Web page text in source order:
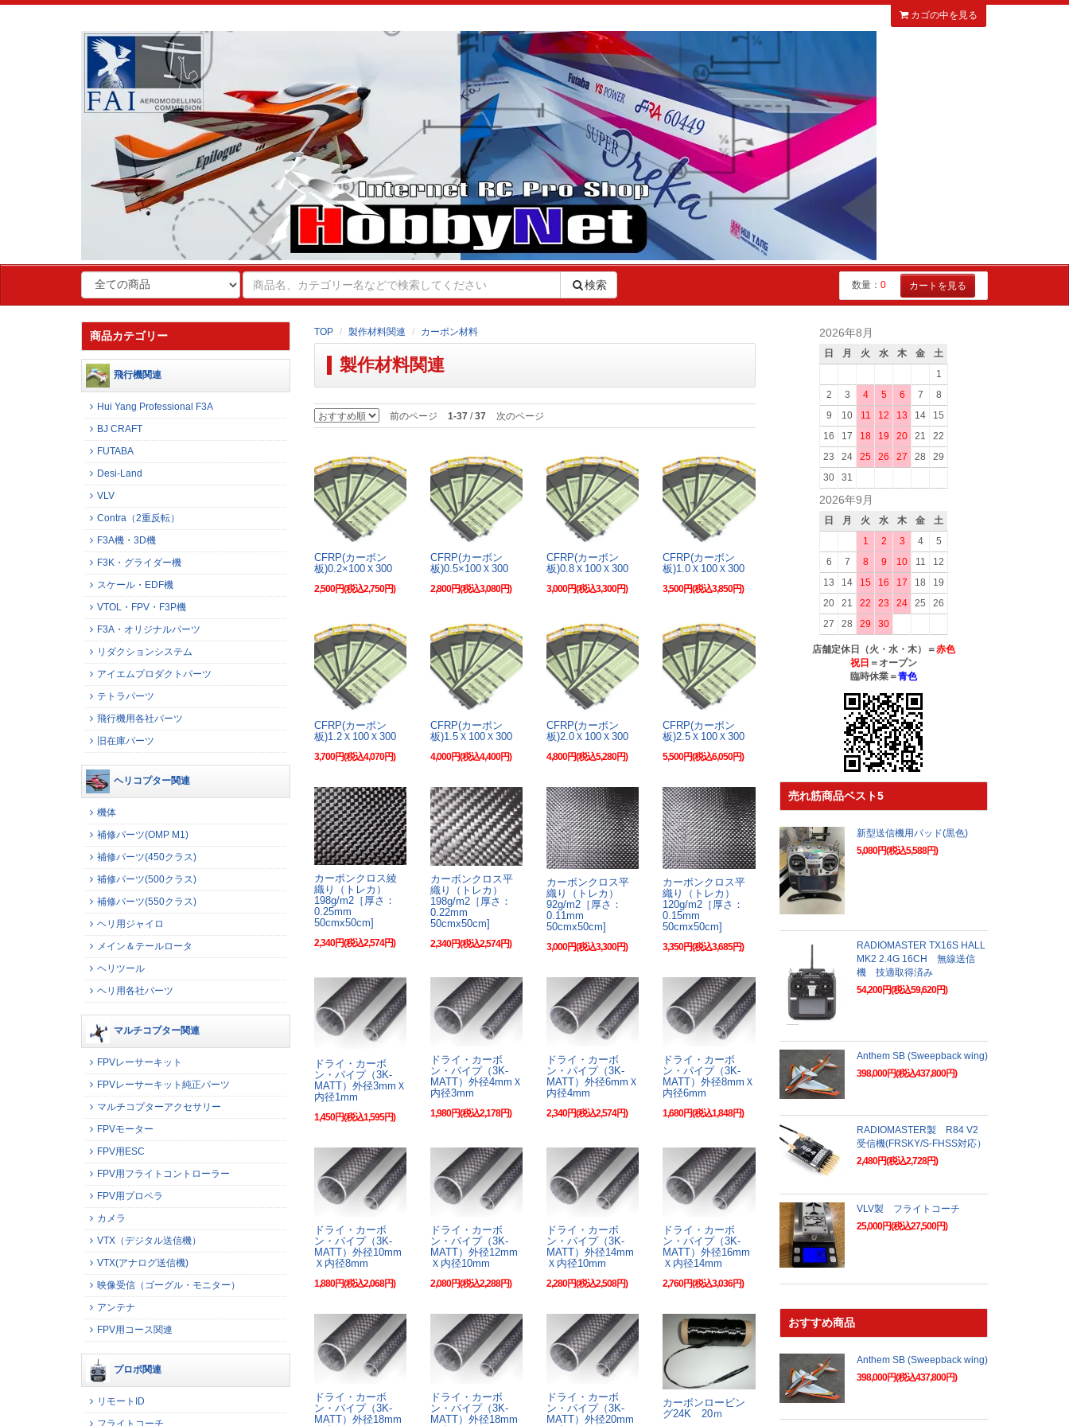
カゴの中を見る
検索 数量： 0 カートを見る
TOP 製作材料関連 カーボン材料
製作材料関連
前のページ 1-37 /37 次のページ
CFRP(カーボン
板)0.2×100Ｘ300
2,500円(税込2,750円)
CFRP(カーボン
板)0.5×100Ｘ300
2,800円(税込3,080円)
CFRP(カーボン
板)0.8Ｘ100Ｘ300
3,000円(税込3,300円)
CFRP(カーボン
板)1.0Ｘ100Ｘ300
3,500円(税込3,850円)
CFRP(カーボン
板)1.2Ｘ100Ｘ300
3,700円(税込4,070円)
CFRP(カーボン
板)1.5Ｘ100Ｘ300
4,000円(税込4,400円)
CFRP(カーボン
板)2.0Ｘ100Ｘ300
4,800円(税込5,280円)
CFRP(カーボン
板)2.5Ｘ100Ｘ300
5,500円(税込6,050円)
カーボンクロス綾
織り（トレカ）
198g/m2［厚さ：
0.25mm
50cmx50cm]
2,340円(税込2,574円)
カーボンクロス平
織り（トレカ）
198g/m2［厚さ：
0.22mm
50cmx50cm]
2,340円(税込2,574円)
カーボンクロス平
織り（トレカ）
92g/m2［厚さ：
0.11mm
50cmx50cm]
3,000円(税込3,300円)
カーボンクロス平
織り（トレカ）
120g/m2［厚さ：
0.15mm
50cmx50cm]
3,350円(税込3,685円)
ドライ・カーボ
ン・パイプ（3K-
MATT）外径3mmＸ
内径1mm
1,450円(税込1,595円)
ドライ・カーボ
ン・パイプ（3K-
MATT）外径4mmＸ
内径3mm
1,980円(税込2,178円)
ドライ・カーボ
ン・パイプ（3K-
MATT）外径6mmＸ
内径4mm
2,340円(税込2,574円)
ドライ・カーボ
ン・パイプ（3K-
MATT）外径8mmＸ
内径6mm
1,680円(税込1,848円)
ドライ・カーボ
ン・パイプ（3K-
MATT）外径10mm
Ｘ内径8mm
1,880円(税込2,068円)
ドライ・カーボ
ン・パイプ（3K-
MATT）外径12mm
Ｘ内径10mm
2,080円(税込2,288円)
ドライ・カーボ
ン・パイプ（3K-
MATT）外径14mm
Ｘ内径10mm
2,280円(税込2,508円)
ドライ・カーボ
ン・パイプ（3K-
MATT）外径16mm
Ｘ内径14mm
2,760円(税込3,036円)
ドライ・カーボ
ン・パイプ（3K-
MATT）外径18mm
ドライ・カーボ
ン・パイプ（3K-
MATT）外径18mm
ドライ・カーボ
ン・パイプ（3K-
MATT）外径20mm
カーボンロービン
グ24K 20ｍ
商品カテゴリー
飛行機関連
Hui Yang Professional F3A
BJ CRAFT
FUTABA
Desi-Land
VLV
Contra（2重反転）
F3A機・3D機
F3K・グライダー機
スケール・EDF機
VTOL・FPV・F3P機
F3A・オリジナルパーツ
リダクションシステム
アイエムプロダクトパーツ
テトラパーツ
飛行機用各社パーツ
旧在庫パーツ
ヘリコプター関連
機体
補修パーツ(OMP M1)
補修パーツ(450クラス)
補修パーツ(500クラス)
補修パーツ(550クラス)
ヘリ用ジャイロ
メイン＆テールロータ
ヘリツール
ヘリ用各社パーツ
マルチコプター関連
FPVレーサーキット
FPVレーサーキット純正パーツ
マルチコプターアクセサリー
FPVモーター
FPV用ESC
FPV用フライトコントローラー
FPV用プロペラ
カメラ
VTX（デジタル送信機）
VTX(アナログ送信機)
映像受信（ゴーグル・モニター）
アンテナ
FPV用コース関連
プロポ関連
リモートID
フライトコーチ
2026年8月
日 月 火 水 木 金
土
1
2
3 4 5 6 7
8
9
10 11 12 13 14
15
16
17 18 19 20 21
22
23
24 25 26 27 28
29
30
31
2026年9月
日 月 火 水 木 金
土
1
2 3 4
5
6
7 8 9 10 11
12
13
14 15 16 17 18
19
20
21 22 23 24 25
26
27
28 29 30
店舗定休日（火・水・木）＝赤色
祝日 ＝オープン
臨時休業＝青色
売れ筋商品ベスト5
新型送信機用パッド(黒色)
5,080円(税込5,588円)
RADIOMASTER TX16S HALL
MK2 2.4G 16CH 無線送信
機 技適取得済み
54,200円(税込59,620円)
Anthem SB (Sweepback wing)
398,000円(税込437,800円)
RADIOMASTER製 R84 V2
受信機(FRSKY/S-FHSS対応）
2,480円(税込2,728円)
VLV製 フライトコーチ
25,000円(税込27,500円)
おすすめ商品
Anthem SB (Sweepback wing)
398,000円(税込437,800円)